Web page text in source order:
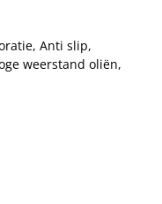
Anti slip,
weerstand oliën,